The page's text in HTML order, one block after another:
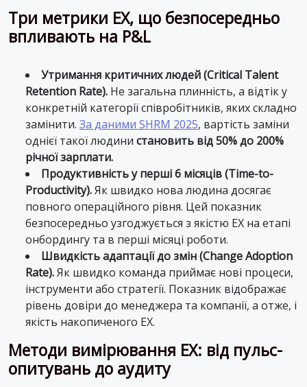
Три метрики EX, що безпосередньо
впливають на P&L
Утримання критичних людей (Critical Talent
Retention Rate). Не загальна плинність, а відтік у
конкретній категорії співробітників, яких складно
замінити. За даними SHRM 2025, вартість заміни
однієї такої людини становить від 50% до 200%
річної зарплати.
Продуктивність у перші 6 місяців (Time-to-
Productivity).Як швидко нова людина досягає
повного операційного рівня. Цей показник
безпосередньо узгоджується з якістю EX на етапі
онбордингу та в перші місяці роботи.
Швидкість адаптації до змін (Change Adoption
Rate).Як швидко команда приймає нові процеси,
інструменти або стратегії. Показник відображає
рівень довіри до менеджера та компанії, а отже, і
якість накопиченого EX.
Методи вимірювання EX: від пульс-
опитувань до аудиту